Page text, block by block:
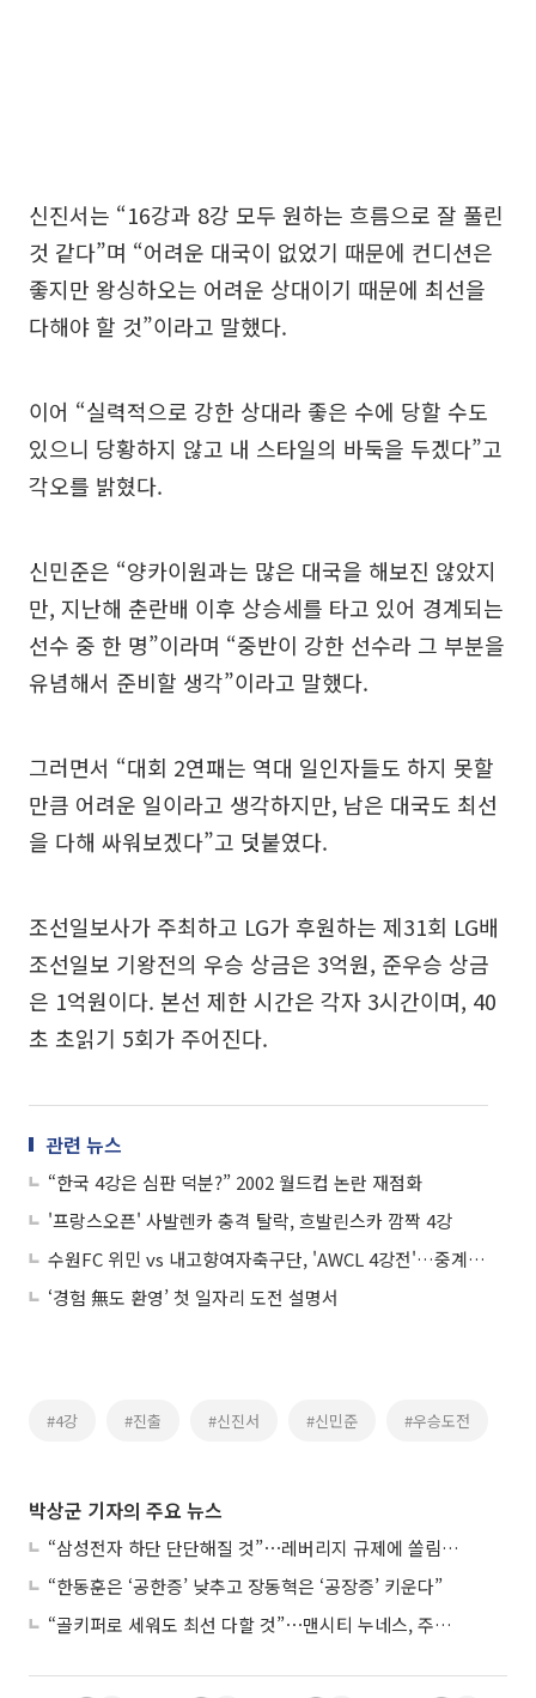
신진서는 “16강과 8강 모두 원하는 흐름으로 잘 풀린
것 같다”며 “어려운 대국이 없었기 때문에 컨디션은
좋지만 왕싱하오는 어려운 상대이기 때문에 최선을
다해야 할 것”이라고 말했다.
이어 “실력적으로 강한 상대라 좋은 수에 당할 수도
있으니 당황하지 않고 내 스타일의 바둑을 두겠다”고
각오를 밝혔다.
신민준은 “양카이원과는 많은 대국을 해보진 않았지
만, 지난해 춘란배 이후 상승세를 타고 있어 경계되는
선수 중 한 명”이라며 “중반이 강한 선수라 그 부분을
유념해서 준비할 생각”이라고 말했다.
그러면서 “대회 2연패는 역대 일인자들도 하지 못할
만큼 어려운 일이라고 생각하지만, 남은 대국도 최선
을 다해 싸워보겠다”고 덧붙였다.
조선일보사가 주최하고 LG가 후원하는 제31회 LG배
조선일보 기왕전의 우승 상금은 3억원, 준우승 상금
은 1억원이다. 본선 제한 시간은 각자 3시간이며, 40
초 초읽기 5회가 주어진다.
관련 뉴스
“한국 4강은 심판 덕분?” 2002 월드컵 논란 재점화
'프랑스오픈' 사발렌카 충격 탈락, 흐발린스카 깜짝 4강
수원FC 위민 vs 내고향여자축구단, 'AWCL 4강전'…중계 어디서?
‘경험 無도 환영’ 첫 일자리 도전 설명서
#4강 #진출 #신진서 #신민준 #우승도전
박상군 기자의 주요 뉴스
“삼성전자 하단 단단해질 것”⋯레버리지 규제에 쏠림 완화
“한동훈은 ‘공한증’ 낮추고 장동혁은 ‘공장증’ 키운다”
“골키퍼로 세워도 최선 다할 것”⋯맨시티 누네스, 주전 경쟁 각오